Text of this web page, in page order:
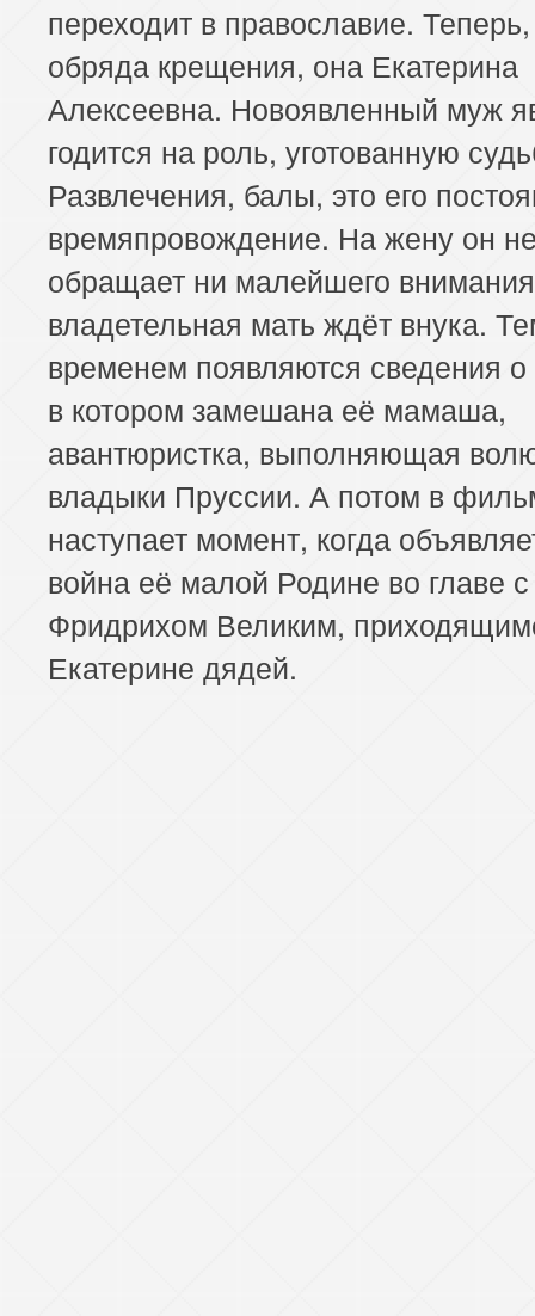
переходит в православие.
обряда крещения, она Екатерина
Алексеевна. Новоявленный муж
годится на роль, уготованную
Развлечения, балы, это его
времяпровождение. На жену он
обращает ни малейшего
владетельная мать ждёт внука.
временем появляются сведения о
в котором замешана её мамаша,
авантюристка, выполняющая
владыки Пруссии. А потом в
наступает момент, когда
война её малой Родине во главе с
Фридрихом Великим,
Екатерине дядей.